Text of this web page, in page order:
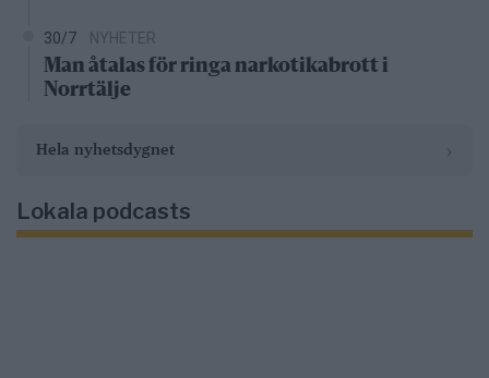
30/7 NYHETER
Man åtalas för ringa narkotikabrott i
Norrtälje
Hela nyhetsdygnet
Lokala podcasts